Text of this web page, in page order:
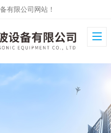
有限公司网站！